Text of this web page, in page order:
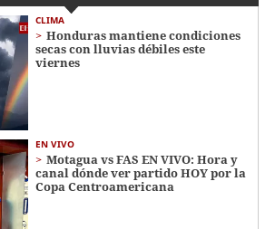
CLIMA
Honduras mantiene condiciones
secas con lluvias débiles este
viernes
EN VIVO
Motagua vs FAS EN VIVO: Hora y
canal dónde ver partido HOY por la
Copa Centroamericana